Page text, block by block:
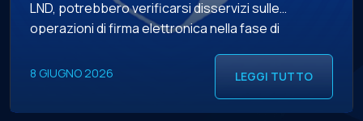
LND, potrebbero verificarsi disservizi sulle
operazioni di firma elettronica nella fase di
giugno 2026.
8 GIUGNO 2026 LEGGI TUTTO